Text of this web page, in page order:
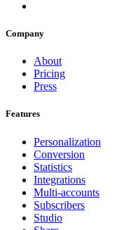
Company
About
Pricing
Press
Features
Personalization
Conversion
Statistics
Integrations
Multi-accounts
Subscribers
Studio